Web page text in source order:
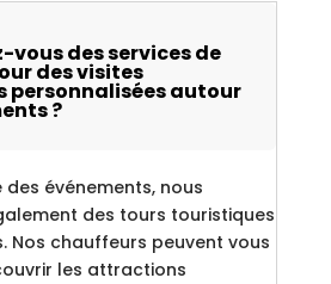
vous des services de
des visites
personnalisées autour
?
des événements, nous
des tours touristiques
Nos chauffeurs peuvent vous
les attractions